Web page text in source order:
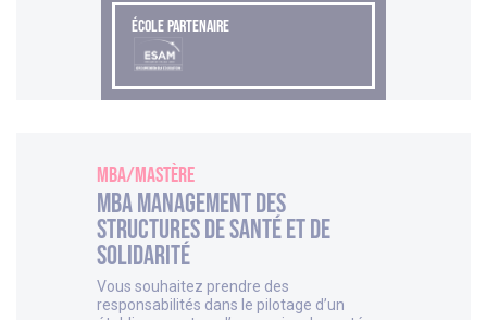
ÉCOLE PARTENAIRE
MBA/Mastère
MBA Management des
structures de Santé et de
Solidarité
Vous souhaitez prendre des
responsabilités dans le pilotage d’un